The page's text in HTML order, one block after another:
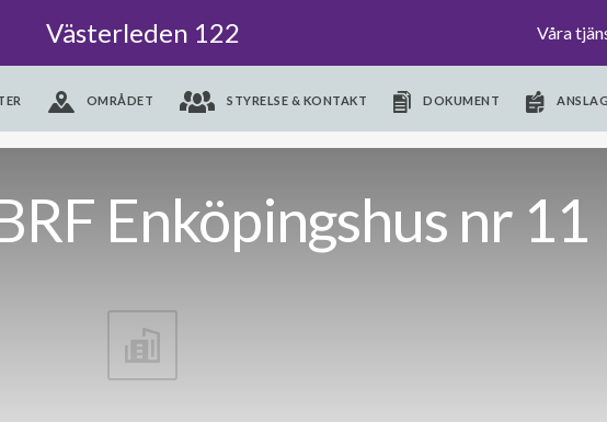
Västerleden 122 Våra
OMRÅDET STYRELSE & KONTAKT DOKUMENT
Enköpingshus nr 11